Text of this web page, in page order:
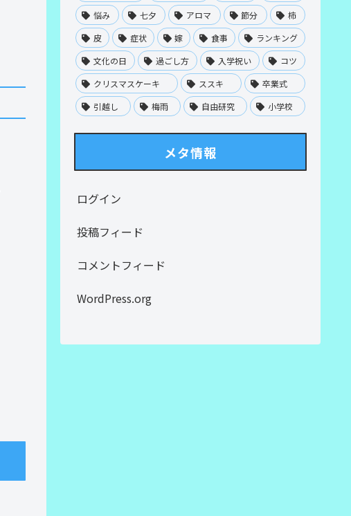
悩み
七夕 アロマ 節分
柿
皮
症状 嫁 食事
ランキング
文化の日
過ごし方 入学祝い
コツ
クリスマスケーキ
ススキ
卒業式
引越し
梅雨 自由研究 小学校
メタ情報
ログイン
投稿フィード
コメントフィード
WordPress.org